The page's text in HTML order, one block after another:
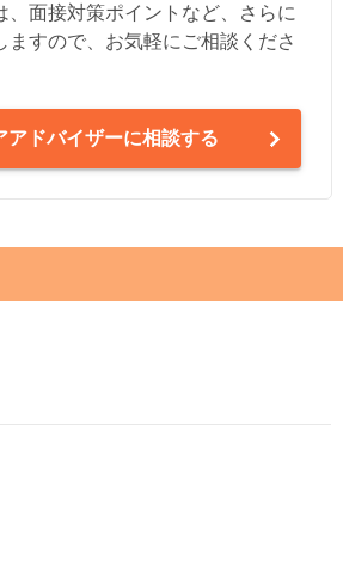
、面接対策ポイントなど、さらに
ますので、お気軽にご相談くださ
アドバイザーに相談する